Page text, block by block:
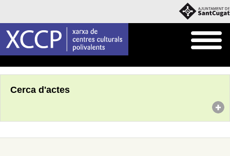
Cerca d'actes